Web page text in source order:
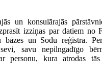
un konsulārajās
izziņas par datiem no
bāzes un Sodu reģistra.
savu nepilngadīgo
personu, kura atrodas